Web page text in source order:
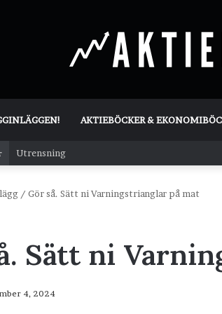
AKTIEBÖCKER &
Utrensning
/ Gör så. Sätt ni Varningstrianglar på mat
Sätt ni
4, 2024